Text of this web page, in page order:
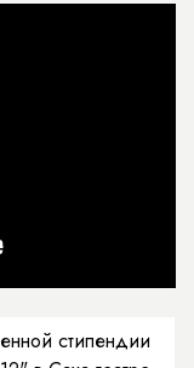
стипендии